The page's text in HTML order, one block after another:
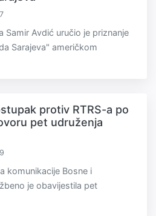
Samir Avdić uručio je priznanje
Sarajeva" američkom
protiv RTRS-a po
pet udruženja
komunikacije Bosne i
je obavijestila pet